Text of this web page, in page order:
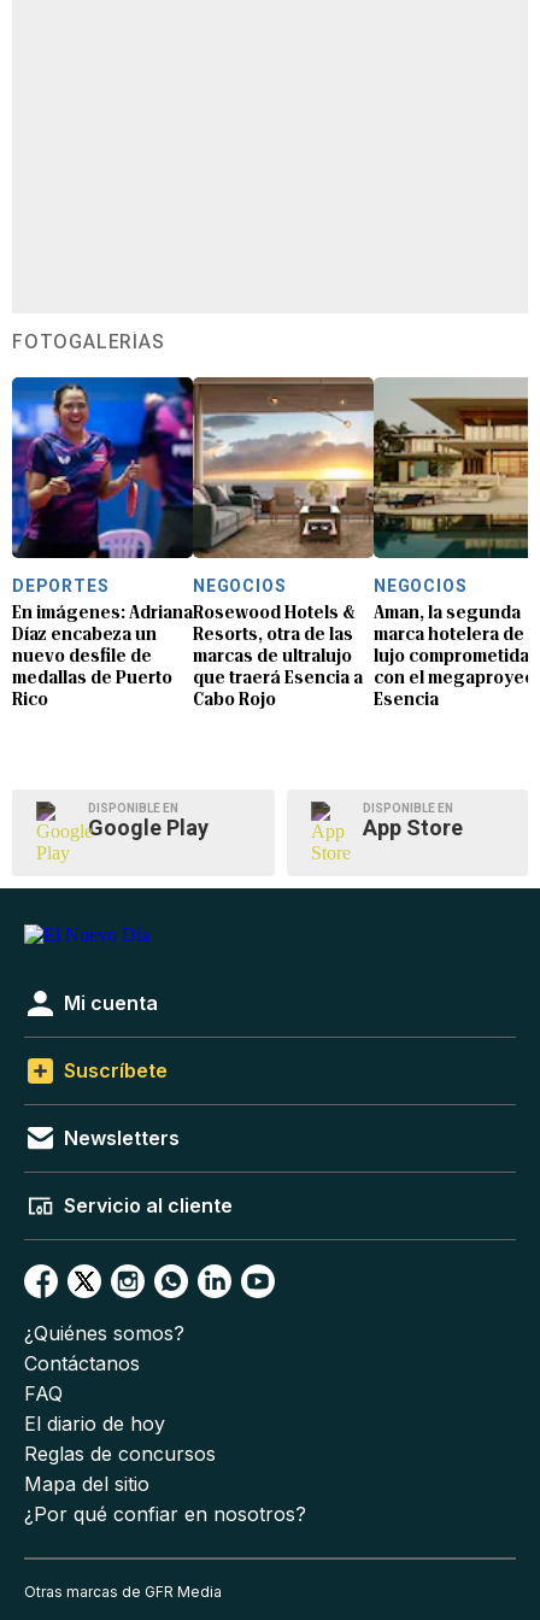
FOTOGALERÍAS
DEPORTES
En imágenes: Adriana
Díaz encabeza un
nuevo desfile de
medallas de Puerto
Rico
NEGOCIOS
Rosewood Hotels &
Resorts, otra de las
marcas de ultralujo
que traerá Esencia a
Cabo Rojo
NEGOCIOS
Aman, la segunda
marca hotelera de
lujo comprometida
con el
Esencia
DISPONIBLE EN
Google Play
DISPONIBLE EN
App Store
Mi cuenta
Suscríbete
Newsletters
Servicio al cliente
¿Quiénes somos?
Contáctanos
FAQ
El diario de hoy
Reglas de concursos
Mapa del sitio
¿Por qué confiar en nosotros?
Otras marcas de GFR Media